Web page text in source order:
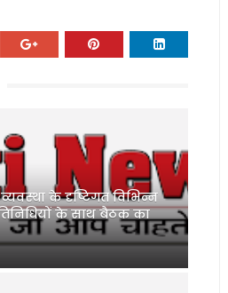
के दृष्टिगत विभिन्न
के साथ बैठक का